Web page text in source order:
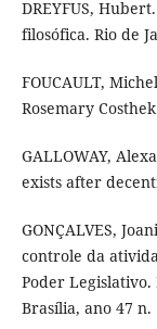
DREYFUS,
filosófica. Rio de
FOUCAULT,
Rosemary
GALLOWAY,
exists after
GONÇALVES,
controle da
Poder
Brasília, ano 47 n.